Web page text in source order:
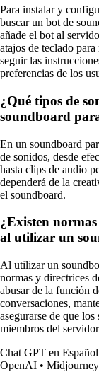
Para instalar y
buscar un bot de
añade el bot al
atajos de teclado
seguir las
preferencias de los
¿Qué tipos de
soundboard
En un soundboard
de sonidos, desde
hasta clips de audio
dependerá de la
el soundboard.
¿Existen
al utilizar un
Al utilizar un
normas y directrices
abusar de la función
conversaciones,
asegurarse de que
miembros del
Chat GPT en
OpenAI •